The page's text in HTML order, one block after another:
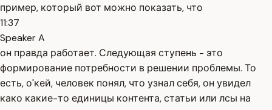
пример, который вот можно показать, что
11:37
Speaker A
он правда работает. Следующая ступень - это
формирование потребности в решении проблемы. То
есть, о'кей, человек понял, что узнал себя, он увидел
како какие-то единицы контента, статьи или лсы на